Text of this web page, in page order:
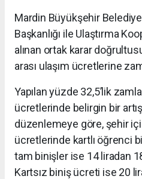
Mardin Büyükşehir
Başkanlığı ile Ulaştırma
alınan ortak karar
arası ulaşım ücretlerine
Yapılan yüzde 32,5’lik
ücretlerinde belirgin bir
düzenlemeye göre, şehir
ücretlerinde kartlı öğrenci
tam binişler ise 14 liradan
Kartsız biniş ücreti ise 20